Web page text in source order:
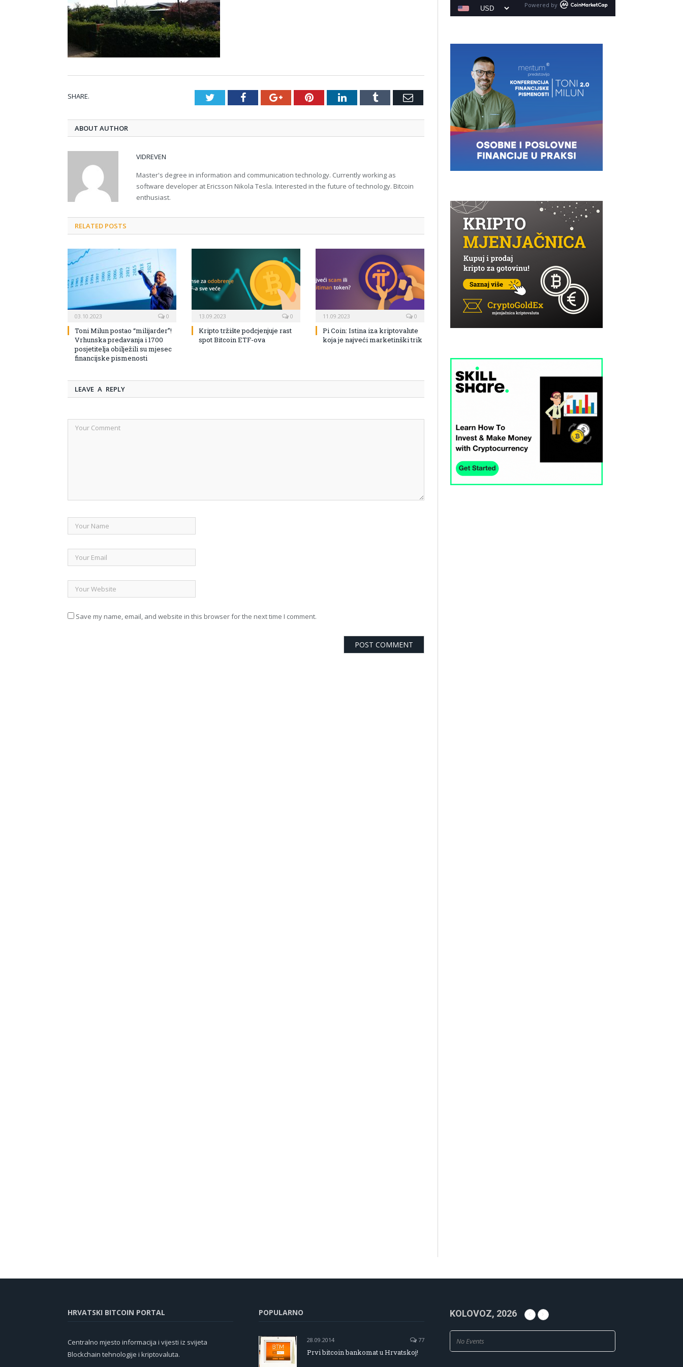
SHARE. TwitterFacebookGoogle+PinterestLinkedInTumblr Email
ABOUT AUTHOR
VIDREVEN
Master's degree in information and communication technology. Currently working as
software developer at Ericsson Nikola Tesla. Interested in the future of technology. Bitcoin
enthusiast.
RELATED POSTS
03.10.2023 0
Toni Milun postao “milijarder”!
Vrhunska predavanja i 1700
posjetitelja obilježili su mjesec
financijske pismenosti
13.09.2023 0
Kripto tržište podcjenjuje rast
spot Bitcoin ETF-ova
11.09.2023 0
Pi Coin: Istina iza kriptovalute
koja je najveći marketinški trik
LEAVE A REPLY
Save my name, email, and website in this browser for the next time I comment.
Powered by
HRVATSKI BITCOIN PORTAL
Centralno mjesto informacija i vijesti iz svijeta
Blockchain tehnologije i kriptovaluta.
POPULARNO
28.09.2014 77
Prvi bitcoin bankomat u Hrvatskoj!
KOLOVOZ, 2026
No Events